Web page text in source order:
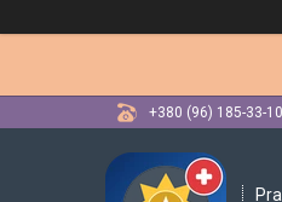
+380 (96) 185-33-10